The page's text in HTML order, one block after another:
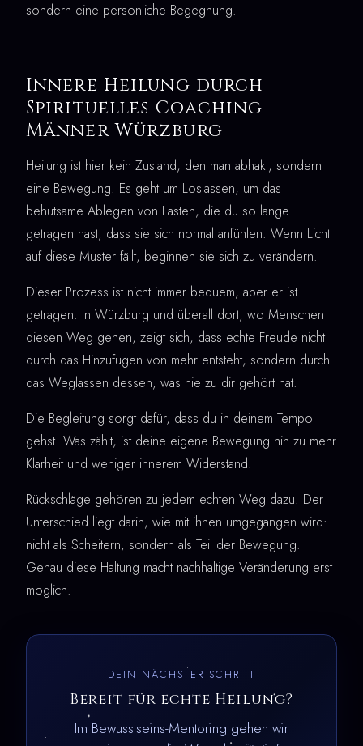
sondern eine persönliche Begegnung.
Innere Heilung durch
Spirituelles Coaching
Männer Würzburg
Heilung ist hier kein Zustand, den man abhakt, sondern
eine Bewegung. Es geht um Loslassen, um das
behutsame Ablegen von Lasten, die du so lange
getragen hast, dass sie sich normal anfühlen. Wenn Licht
auf diese Muster fällt, beginnen sie sich zu verändern.
Dieser Prozess ist nicht immer bequem, aber er ist
getragen. In Würzburg und überall dort, wo Menschen
diesen Weg gehen, zeigt sich, dass echte Freude nicht
durch das Hinzufügen von mehr entsteht, sondern durch
das Weglassen dessen, was nie zu dir gehört hat.
Die Begleitung sorgt dafür, dass du in deinem Tempo
gehst. Was zählt, ist deine eigene Bewegung hin zu mehr
Klarheit und weniger innerem Widerstand.
Rückschläge gehören zu jedem echten Weg dazu. Der
Unterschied liegt darin, wie mit ihnen umgegangen wird:
nicht als Scheitern, sondern als Teil der Bewegung.
Genau diese Haltung macht nachhaltige Veränderung erst
möglich.
DEIN NÄCHSTER SCHRITT
Bereit für echte Heilung?
Im Bewusstseins-Mentoring gehen wir